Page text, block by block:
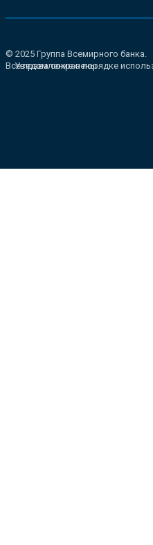
© 2025 Группа Всемирного банка.
Все права сохранены.
Уведомление о порядке